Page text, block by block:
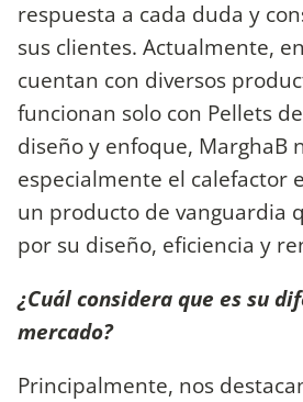
respuesta a cada duda y
sus clientes. Actualmente,
cuentan con diversos
funcionan solo con Pellets
diseño y enfoque, MarghaB
especialmente el calefactor
un producto de vanguardia
por su diseño, eficiencia y
¿Cuál considera que es su
mercado?
Principalmente, nos